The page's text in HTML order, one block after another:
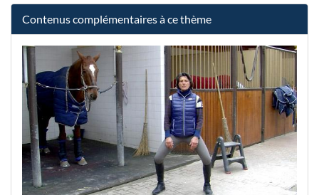
Contenus complémentaires à ce thème